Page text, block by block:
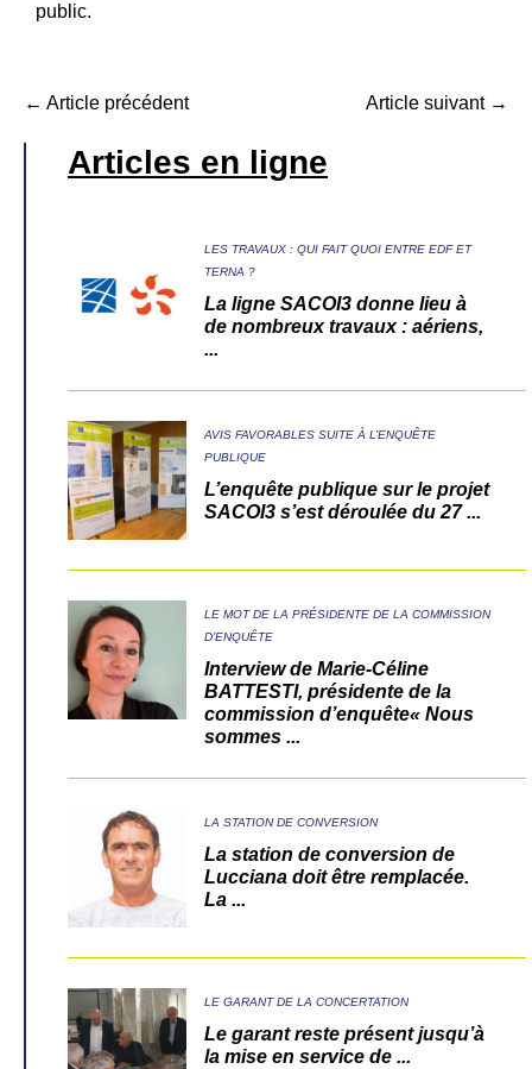
public.
← Article précédent Article suivant →
Articles en ligne
LES TRAVAUX : QUI FAIT QUOI ENTRE EDF ET
TERNA ?
La ligne SACOI3 donne lieu à
de nombreux travaux : aériens,
...
AVIS FAVORABLES SUITE À L’ENQUÊTE
PUBLIQUE
L’enquête publique sur le projet
SACOI3 s’est déroulée du 27 ...
LE MOT DE LA PRÉSIDENTE DE LA COMMISSION
D’ENQUÊTE
Interview de Marie-Céline
BATTESTI, présidente de la
commission d’enquête« Nous
sommes ...
LA STATION DE CONVERSION
La station de conversion de
Lucciana doit être remplacée.
La ...
LE GARANT DE LA CONCERTATION
Le garant reste présent jusqu’à
la mise en service de ...